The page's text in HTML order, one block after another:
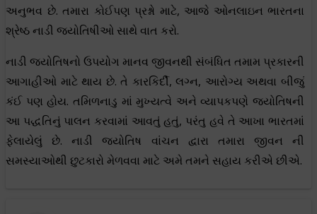
અનુભવ છે. તમારા કોઈપણ પ્રશ્નો માટે, આજે ઓનલાઇન ભારતના
શ્રેષ્ઠ નાડી જ્યોતિષીઓ સાથે વાત કરો.
નાડી જ્યોતિષનો ઉપયોગ માનવ જીવનથી સંબંધિત તમામ પ્રકારની
આગાહીઓ માટે થાય છે. તે કારકિર્દી, લગ્ન, આરોગ્ય અથવા બીજું
કંઈ પણ હોય. તમિળનાડુ માં મુખ્યત્વે અને વ્યાપકપણે જ્યોતિષની
આ પદ્ધતિનું પાલન કરવામાં આવતું હતું, પરંતુ હવે તે આખા ભારતમાં
ફેલાયેલું છે. નાડી જ્યોતિષ વાંચન દ્વારા તમારા જીવન ની
સમસ્યાઓથી છુટકારો મેળવવા માટે અમે તમને સહાય કરીએ છીએ.